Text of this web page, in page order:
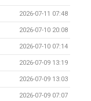
2026-07-11 07:48
2026-07-10 20:08
2026-07-10 07:14
2026-07-09 13:19
2026-07-09 13:03
2026-07-09 07:07